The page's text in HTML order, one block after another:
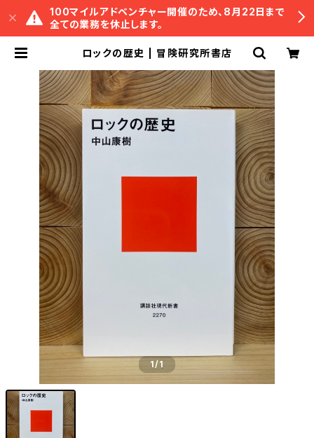
100マイルアドベンチャー開催のため、8月22日まで
全ての業務を休止します。
ロックの歴史 | 冒険研究所書店
1/1